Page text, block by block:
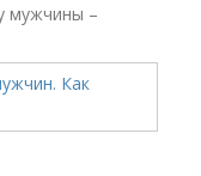
мужчины –